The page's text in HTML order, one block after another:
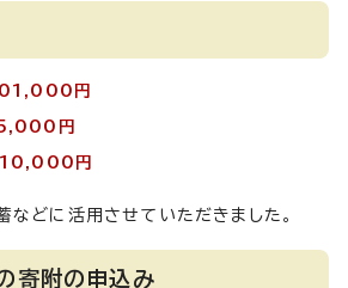
円
円
円
などに活用させていただきました。
寄附の申込み